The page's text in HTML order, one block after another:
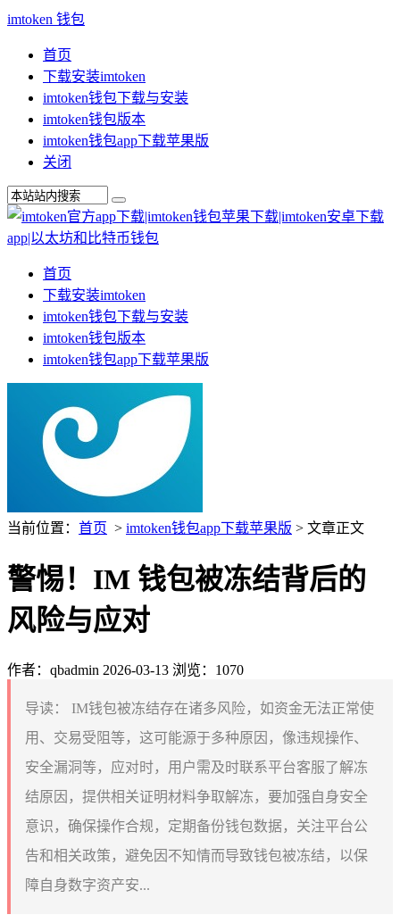
imtoken 钱包
首页
下载安装imtoken
imtoken钱包下载与安装
imtoken钱包版本
imtoken钱包app下载苹果版
关闭
首页
下载安装imtoken
imtoken钱包下载与安装
imtoken钱包版本
imtoken钱包app下载苹果版
当前位置： 首页 > imtoken钱包app下载苹果版 > 文章正文
警惕！IM 钱包被冻结背后的
风险与应对
作者：qbadmin 2026-03-13 浏览：1070
导读：
IM钱包被冻结存在诸多风险，如资金无法正常使
用、交易受阻等，这可能源于多种原因，像违规操作、
安全漏洞等，应对时，用户需及时联系平台客服了解冻
结原因，提供相关证明材料争取解冻，要加强自身安全
意识，确保操作合规，定期备份钱包数据，关注平台公
告和相关政策，避免因不知情而导致钱包被冻结，以保
障自身数字资产安...